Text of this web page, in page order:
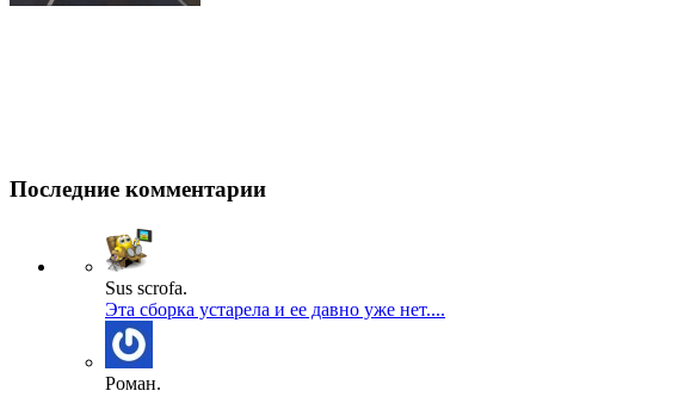
Последние комментарии
Sus scrofa.
Эта сборка устарела и ее давно уже нет....
Роман.